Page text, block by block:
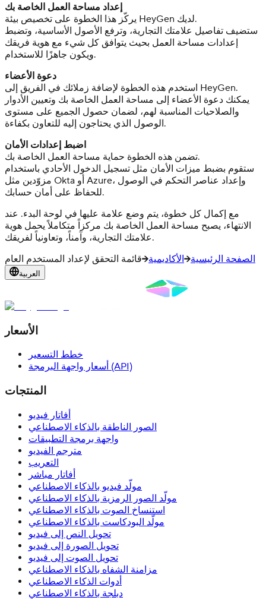
إعداد مساحة العمل الخاصة بك
يركّز هذا الخطوة على تخصيص بيئة HeyGen لديك.
ستضيف تفاصيل علامتك التجارية، وترفع الأصول الأساسية، وتضبط
إعدادات مساحة العمل بحيث يتوافق كل شيء مع هوية فريقك
ويكون جاهزًا للاستخدام.
دعوة الأعضاء
استخدم هذه الخطوة لإضافة زملائك في الفريق إلى HeyGen.
يمكنك دعوة الأعضاء إلى مساحة العمل الخاصة بك وتعيين الأدوار
والصلاحيات المناسبة لهم، لضمان حصول الجميع على مستوى
الوصول الذي يحتاجون إليه للتعاون بكفاءة.
اضبط إعدادات الأمان
تضمن هذه الخطوة حماية مساحة العمل الخاصة بك.
ستقوم بضبط ميزات الأمان مثل تسجيل الدخول الأحادي باستخدام
مزوّدين مثل Okta أو Azure، وإعداد عناصر التحكم في الوصول
للحفاظ على أمان حسابك.
مع إكمال كل خطوة، يتم وضع علامة عليها في لوحة البدء. عند
الانتهاء، يصبح مساحة العمل الخاصة بك مركزاً متكاملاً يحمل هوية
علامتك التجارية، وآمناً، وتعاونياً لفريقك.
الصفحة الرئيسية
الأكاديمية قائمة التحقق لإعداد المستخدم العام
العربية
الأسعار
خطط التسعير
أسعار واجهة البرمجة (API)
المنتجات
أفاتار فيديو
الصور الناطقة بالذكاء الاصطناعي
واجهة برمجة التطبيقات
مترجم الفيديو
التعريب
أفاتار مباشر
مولّد فيديو بالذكاء الاصطناعي
مولّد الصور الرمزية بالذكاء الاصطناعي
استنساخ الصوت بالذكاء الاصطناعي
مولّد البودكاست بالذكاء الاصطناعي
تحويل النص إلى فيديو
تحويل الصورة إلى فيديو
تحويل الصوت إلى فيديو
مزامنة الشفاه بالذكاء الاصطناعي
أدوات الذكاء الاصطناعي
دبلجة بالذكاء الاصطناعي